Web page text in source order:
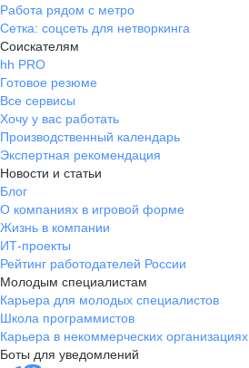
Работа рядом с метро
Сетка: соцсеть для нетворкинга
Соискателям
hh PRO
Готовое резюме
Все сервисы
Хочу у вас работать
Производственный календарь
Экспертная рекомендация
Новости и статьи
Блог
О компаниях в игровой форме
Жизнь в компании
ИТ-проекты
Рейтинг работодателей России
Молодым специалистам
Карьера для молодых специалистов
Школа программистов
Карьера в некоммерческих организациях
Боты для уведомлений